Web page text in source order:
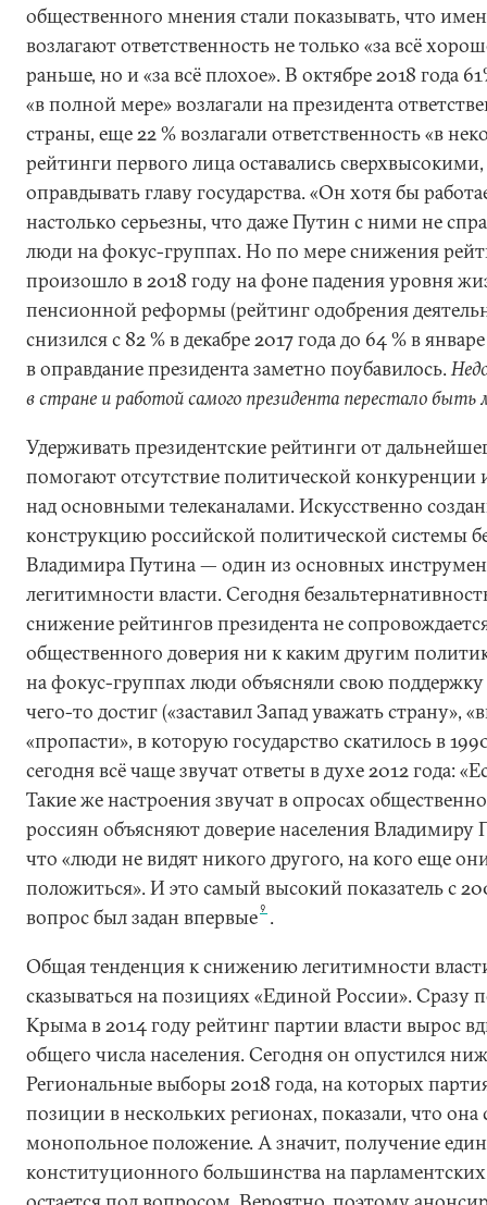
общественного мнения стали показывать, что
возлагают ответственность не только «за всё
раньше, но и «за всё плохое». В октябре 2018 года
«в полной мере» возлагали на президента
страны, еще 22 % возлагали ответственность «в
рейтинги первого лица оставались
оправдывать главу государства. «Он хотя бы
настолько серьезны, что даже Путин с ними не
люди на фокус-группах. Но по мере снижения
произошло в 2018 году на фоне падения уровня
пенсионной реформы (рейтинг одобрения
снизился с 82 % в декабре 2017 года до 64 % в
в оправдание президента заметно поубавилось.
в стране и работой самого президента перестало быть
Удерживать президентские рейтинги от
помогают отсутствие политической конкуренции
над основными телеканалами. Искусственно
конструкцию российской политической системы
Владимира Путина — один из основных
легитимности власти. Сегодня
снижение рейтингов президента не
общественного доверия ни к каким другим
на фокус-группах люди объясняли свою
чего-то достиг («заставил Запад уважать страну»,
«пропасти», в которую государство скатилось в
сегодня всё чаще звучат ответы в духе 2012 года:
Такие же настроения звучат в опросах
россиян объясняют доверие населения
что «люди не видят никого другого, на кого еще
положиться». И это самый высокий показатель с
вопрос был задан впервые9 .
Общая тенденция к снижению легитимности
сказываться на позициях «Единой России». Сразу
Крыма в 2014 году рейтинг партии власти вырос
общего числа населения. Сегодня он опустился
Региональные выборы 2018 года, на которых
позиции в нескольких регионах, показали, что она
монопольное положение. А значит, получение
конституционного большинства на